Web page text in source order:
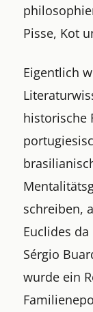
Pisse, Kot
Eigentlich
historische
schreiben,
Euclides
Sérgio
wurde ein